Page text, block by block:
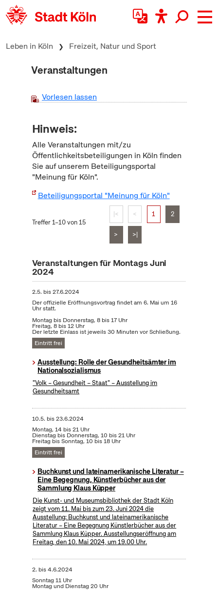
zum Inhalt springen
Leben in Köln Freizeit, Natur und Sport
Veranstaltungen
Vorlesen lassen
Hinweis:
Alle Veranstaltungen mit/zu
Öffentlichkeitsbeteiligungen in Köln finden
Sie auf unserem Beteiligungsportal
"Meinung für Köln".
Beteiligungsportal "Meinung für Köln"
Treffer 1–10 von 15
|< < 1 2
> >|
Veranstaltungen für Montags Juni
2024
2.5. bis27.6.2024
Der offizielle Eröffnungsvortrag findet am 6. Mai um 16
Uhr statt.
Montag bis Donnerstag, 8 bis 17 Uhr
Freitag, 8 bis 12 Uhr
Der letzte Einlass ist jeweils 30 Minuten vor Schließung.
Eintritt frei
Ausstellung: Rolle der Gesundheitsämter im
Nationalsozialismus
"Volk – Gesundheit – Staat" – Ausstellung im
Gesundheitsamt
10.5. bis23.6.2024
Montag, 14 bis 21 Uhr
Dienstag bis Donnerstag, 10 bis 21 Uhr
Freitag bis Sonntag, 10 bis 18 Uhr
Eintritt frei
Buchkunst und lateinamerikanische Literatur –
Eine Begegnung, Künstlerbücher aus der
Sammlung Klaus Küpper
Die Kunst- und Museumsbibliothek der Stadt Köln
zeigt vom 11. Mai bis zum 23. Juni 2024 die
Ausstellung: Buchkunst und lateinamerikanische
Literatur – Eine Begegnung Künstlerbücher aus der
Sammlung Klaus Küpper. Ausstellungseröffnung am
Freitag, den 10. Mai 2024, um 19.00 Uhr.
2. bis4.6.2024
Sonntag 11 Uhr
Montag und Dienstag 20 Uhr